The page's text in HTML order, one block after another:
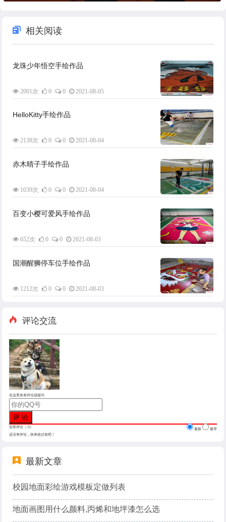
相关阅读
龙珠少年悟空手绘作品
2001次 0 0 2021-08-05
HelloKitty手绘作品
2138次 0 0 2021-08-04
赤木晴子手绘作品
1039次 0 0 2021-08-04
百变小樱可爱风手绘作品
652次 0 0 2021-08-03
国潮醒狮停车位手绘作品
1212次 0 0 2021-08-03
评论交流
在这里发表评论或疑问
全部评论（ 0） 最新
最早
还没有评论，快来抢沙发吧！
最新文章
校园地面彩绘游戏模板定做列表
地面画图用什么颜料,丙烯和地坪漆怎么选